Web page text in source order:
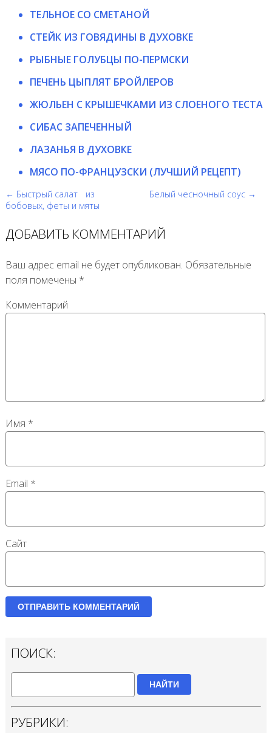
ТЕЛЬНОЕ СО СМЕТАНОЙ
СТЕЙК ИЗ ГОВЯДИНЫ В ДУХОВКЕ
РЫБНЫЕ ГОЛУБЦЫ ПО-ПЕРМСКИ
ПЕЧЕНЬ ЦЫПЛЯТ БРОЙЛЕРОВ
ЖЮЛЬЕН С КРЫШЕЧКАМИ ИЗ СЛОЕНОГО ТЕСТА
СИБАС ЗАПЕЧЕННЫЙ
ЛАЗАНЬЯ В ДУХОВКЕ
МЯСО ПО-ФРАНЦУЗСКИ (ЛУЧШИЙ РЕЦЕПТ)
← Быстрый салат из
бобовых, феты и мяты
Белый чесночный соус →
ДОБАВИТЬ КОММЕНТАРИЙ
Ваш адрес email не будет опубликован. Обязательные
поля помечены *
Комментарий
Имя *
Email *
Сайт
ПОИСК:
НАЙТИ
РУБРИКИ: